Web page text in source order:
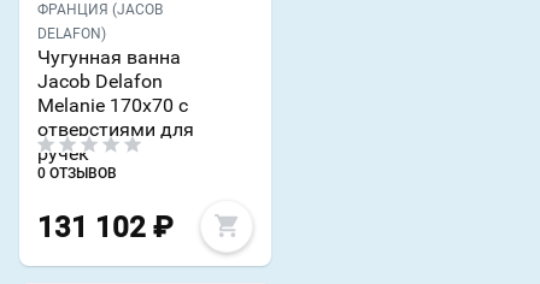
ФРАНЦИЯ (JACOB
DELAFON)
Чугунная ванна
Jacob Delafon
Melanie 170х70 с
отверстиями для
ручек
0 ОТЗЫВОВ
131 102 ₽